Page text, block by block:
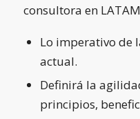
consultora en
Lo imperativo de
actual.
Definirá la
principios,